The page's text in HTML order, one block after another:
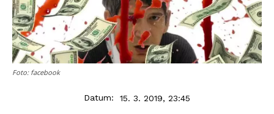
Foto: facebook
Datum: 15. 3. 2019, 23:45